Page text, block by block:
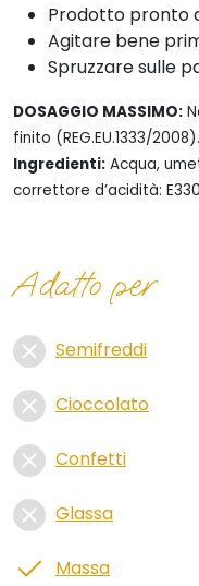
Prodotto pronto
Agitare bene
Spruzzare sulle
DOSAGGIO MASSIMO:
finito (REG.EU.1333/2008).
Ingredienti: Acqua,
correttore d’acidità:
Adatto per
Semifreddi
Cioccolato
Confetti
Glassa
Massa